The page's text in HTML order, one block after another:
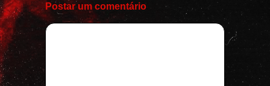
Postar um comentário